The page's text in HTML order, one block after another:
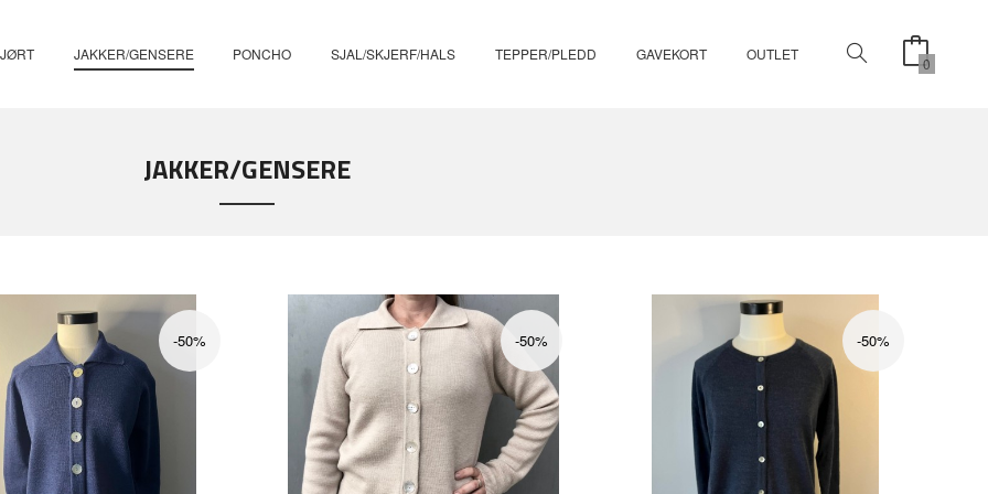
JAKKER/GENSERE PONCHO SJAL/SKJERF/HALS TEPPER/PLEDD GAVEKORT OUTLET
0
JAKKER/GENSERE
-50% -50% -50%